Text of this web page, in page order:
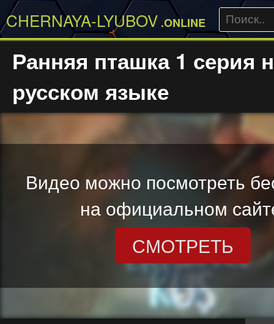
CHERNAYA-LYUBOV .ONLINE
Ранняя пташка 1 серия
русском языке
Видео можно посмотреть
на официальном
СМОТРЕТЬ